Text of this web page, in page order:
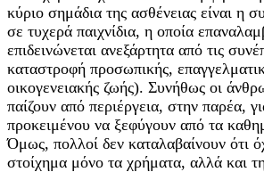
κύριο σημάδια της ασθένειας είναι η
σε τυχερά παιχνίδια, η οποία
επιδεινώνεται ανεξάρτητα από τις
καταστροφή προσωπικής,
οικογενειακής ζωής). Συνήθως οι
παίζουν από περιέργεια, στην παρέα,
προκειμένου να ξεφύγουν από τα
Όμως, πολλοί δεν καταλαβαίνουν ότι
στοίχημα μόνο τα χρήματα, αλλά και